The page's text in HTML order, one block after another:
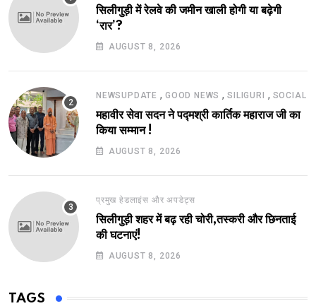
सिलीगुड़ी में रेलवे की जमीन खाली होगी या बढ़ेगी
‘रार’?
AUGUST 8, 2026
NEWSUPDATE , GOOD NEWS ,SILIGURI , SOCIAL
महावीर सेवा सदन ने पद्मश्री कार्तिक महाराज जी का
किया सम्मान !
AUGUST 8, 2026
प्रमुख हेडलाइंस और अपडेट्स
सिलीगुड़ी शहर में बढ़ रही चोरी,तस्करी और छिनताई
की घटनाएं!
AUGUST 8, 2026
TAGS